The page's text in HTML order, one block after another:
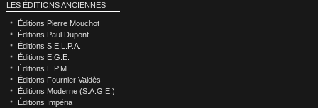
LES ÉDITIONS ANCIENNES
Éditions Pierre Mouchot
Éditions Paul Dupont
Éditions S.E.L.P.A.
Éditions E.G.E.
Éditions E.P.M.
Éditions Fournier Valdès
Éditions Moderne (S.A.G.E.)
Éditions Impéria